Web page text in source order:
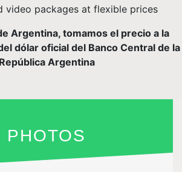
video packages at flexible prices
Argentina, tomamos el precio a la
dólar oficial del Banco Central de la
República Argentina
PHOTOS